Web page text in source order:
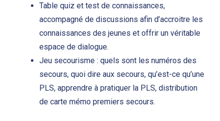
Table quiz et test de connaissances,
accompagné de discussions afin d’accroitre les
connaissances des jeunes et offrir un véritable
espace de dialogue.
Jeu secourisme : quels sont les numéros des
secours, quoi dire aux secours, qu’est-ce qu’une
PLS, apprendre à pratiquer la PLS, distribution
de carte mémo premiers secours.